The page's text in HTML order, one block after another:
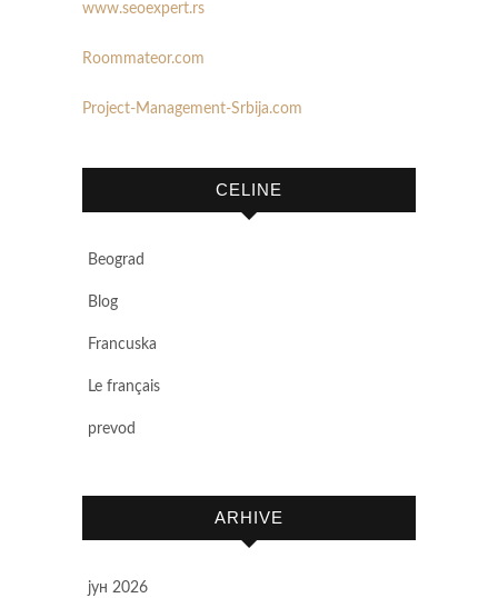
www.seoexpert.rs
Roommateor.com
Project-Management-Srbija.com
CELINE
Beograd
Blog
Francuska
Le français
prevod
ARHIVE
јун 2026